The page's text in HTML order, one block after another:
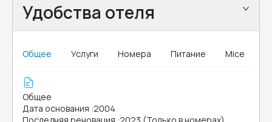
Удобства отеля
Общее Услуги Номера Питание Mice
Общее
Дата основания :2004